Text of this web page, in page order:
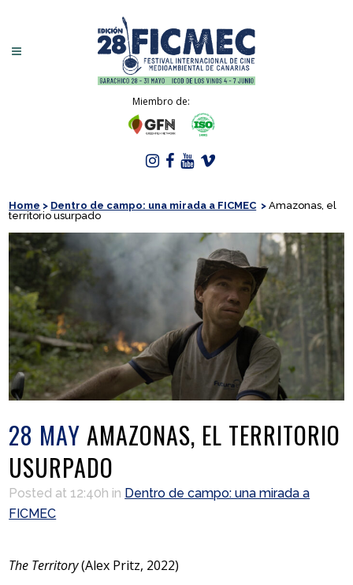
Miembro de:
Home > Dentro de campo: una mirada a FICMEC >Amazonas, el
territorio usurpado
28 MAY AMAZONAS, EL TERRITORIO
USURPADO
Posted at 12:40h in Dentro de campo: una mirada a
FICMEC
The Territory(Alex Pritz, 2022)